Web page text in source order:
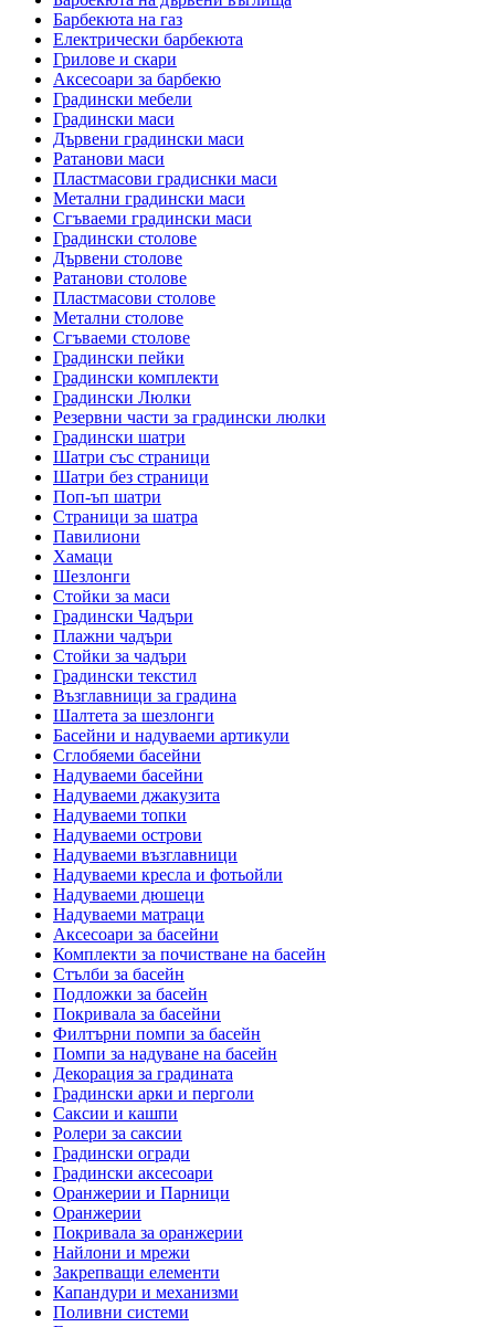
Барбекюта на газ
Електрически барбекюта
Грилове и скари
Аксесоари за барбекю
Градински мебели
Градински маси
Дървени градински маси
Ратанови маси
Пластмасови градиснки маси
Метални градински маси
Сгъваеми градински маси
Градински столове
Дървени столове
Ратанови столове
Пластмасови столове
Метални столове
Сгъваеми столове
Градински пейки
Градински комплекти
Градински Люлки
Резервни части за градински люлки
Градински шатри
Шатри със страници
Шатри без страници
Поп-ъп шатри
Страници за шатра
Павилиони
Хамаци
Шезлонги
Стойки за маси
Градински Чадъри
Плажни чадъри
Стойки за чадъри
Градински текстил
Възглавници за градина
Шалтета за шезлонги
Басейни и надуваеми артикули
Сглобяеми басейни
Надуваеми басейни
Надуваеми джакузита
Надуваеми топки
Надуваеми острови
Надуваеми възглавници
Надуваеми кресла и фотьойли
Надуваеми дюшеци
Надуваеми матраци
Аксесоари за басейни
Комплекти за почистване на басейн
Стълби за басейн
Подложки за басейн
Покривала за басейни
Филтърни помпи за басейн
Помпи за надуване на басейн
Декорация за градината
Градински арки и перголи
Саксии и кашпи
Ролери за саксии
Градински огради
Градински аксесоари
Оранжерии и Парници
Оранжерии
Покривала за оранжерии
Найлони и мрежи
Закрепващи елементи
Капандури и механизми
Поливни системи